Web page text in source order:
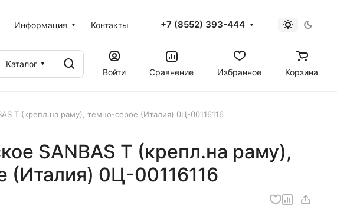
Информация Контакты +7 (8552) 393-444
Каталог
Войти
Сравнение Избранное Корзина
T (крепл.на раму), темно-серое (Италия) 0Ц-00116116
SANBAS T (крепл.на раму),
(Италия) 0Ц-00116116